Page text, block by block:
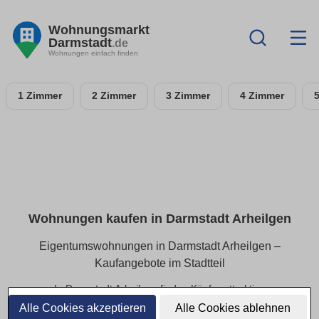
Alle Cookies akzeptieren Alle Cookies ablehnen
Wohnungsmarkt
Darmstadt.de
Wohnungen einfach finden
1 Zimmer 2 Zimmer 3 Zimmer 4 Zimmer
Wohnungen kaufen in Darmstadt Arheilgen
Eigentumswohnungen in Darmstadt Arheilgen –
Kaufangebote im Stadtteil
In Darmstadt Arheilgen finden Käufer attraktive
Eigentumswohnungen in beliebten Wohnlagen. Ob kleines